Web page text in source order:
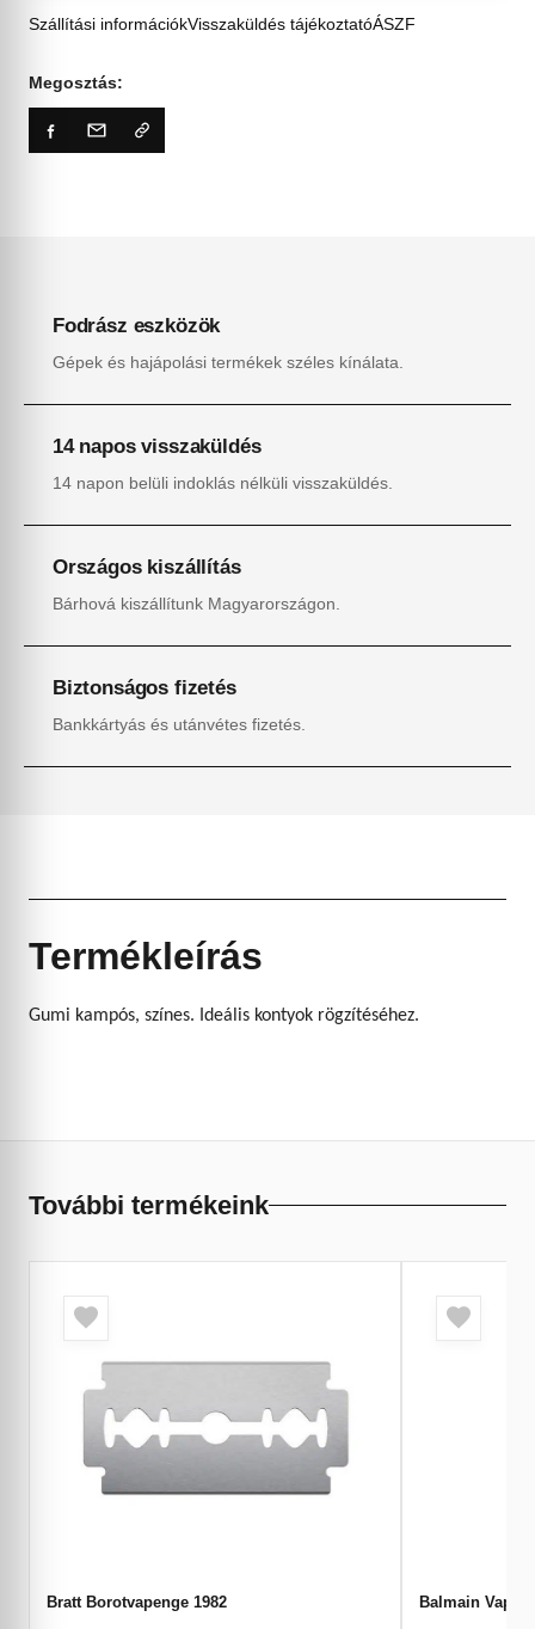
Szállítási információkVisszaküldés tájékoztatóÁSZF
Megosztás:
Fodrász eszközök
Gépek és hajápolási termékek széles kínálata.
14 napos visszaküldés
14 napon belüli indoklás nélküli visszaküldés.
Országos kiszállítás
Bárhová kiszállítunk Magyarországon.
Biztonságos fizetés
Bankkártyás és utánvétes fizetés.
Termékleírás
Gumi kampós, színes. Ideális kontyok rögzítéséhez.
További termékeink
Bratt Borotvapenge 1982 Balmain